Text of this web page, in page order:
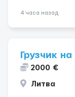
4 часа назад
Грузчик
2000 €
Литва